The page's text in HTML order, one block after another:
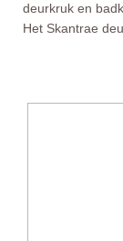
deurkruk en
Het Skantrae